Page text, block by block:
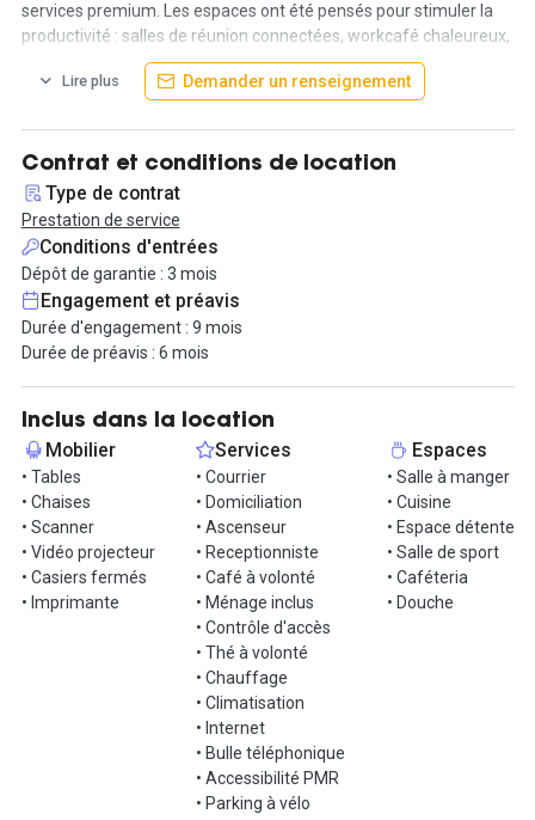
services premium. Les espaces ont été pensés pour stimuler la
productivité : salles de réunion connectées, workcafé chaleureux,
tisanerie, salle de sport et espaces extérieurs, afin de créer un
environnement complet pour le travail collaboratif et individuel.
Installé dans un quartier dynamique et agréable, vos
collaborateurs profiteront des restaurants, commerces et cafés
locaux, tout en restant à proximité du Bois de Vincennes pour
respirer un air plus paisible. Les transports sont rapides et
multiples : métros 1, 2 et 9, RER A, tram T3a/T3b, bus 26, 64, 86,
215, 351. Parking intérieur et stationnements vélos/trottinettes
sécurisés disponibles.
Pour un budget de 9 234€HT/mois on a de nombreux services
inclus : accueil, conciergerie, Wi-Fi haut débit, salle de sieste,
coworking, espaces de détente et restauration.
Un bureau où bien-être et efficacité se rencontrent, parfait pour
grandir et collaborer.
Contactez-nous pour une visite !
Lire plus Demander un renseignement
Contrat et conditions de location
Type de contrat
Prestation de service
Conditions d'entrées
Dépôt de garantie : 3 mois
Engagement et préavis
Durée d'engagement : 9 mois
Durée de préavis : 6 mois
Inclus dans la location
Mobilier
• Tables
• Chaises
• Scanner
• Vidéo projecteur
• Casiers fermés
• Imprimante
Services
• Courrier
• Domiciliation
• Ascenseur
• Receptionniste
• Café à volonté
• Ménage inclus
• Contrôle d'accès
• Thé à volonté
• Chauffage
• Climatisation
• Internet
• Bulle téléphonique
• Accessibilité PMR
• Parking à vélo
Espaces
• Salle à manger
• Cuisine
• Espace détente
• Salle de sport
• Caféteria
• Douche